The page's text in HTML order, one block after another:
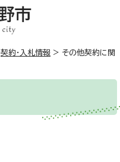
契約・入札情報 > その他契約に関